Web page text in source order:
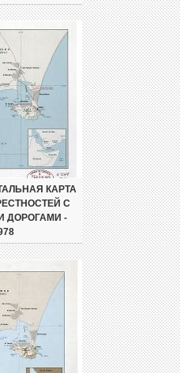
КАРТА
С
ДОРОГАМИ -